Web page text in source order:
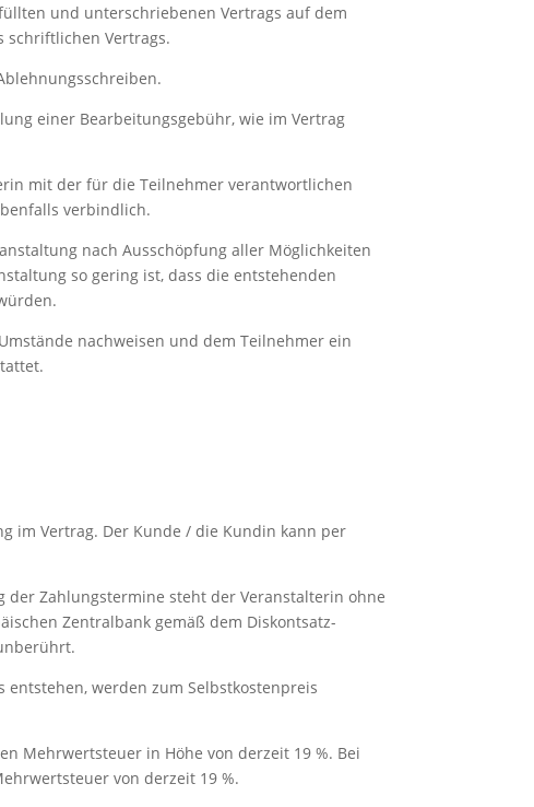
und unterschriebenen Vertrags auf dem
schriftlichen Vertrags.
einer Bearbeitungsgebühr, wie im Vertrag
mit der für die Teilnehmer verantwortlichen
verbindlich.
nach Ausschöpfung aller Möglichkeiten
so gering ist, dass die entstehenden
nachweisen und dem Teilnehmer ein
im Vertrag. Der Kunde / die Kundin kann per
der Zahlungstermine steht der Veranstalterin ohne
Zentralbank gemäß dem Diskontsatz-
werden zum Selbstkostenpreis
Mehrwertsteuer in Höhe von derzeit 19 %. Bei
von derzeit 19 %.